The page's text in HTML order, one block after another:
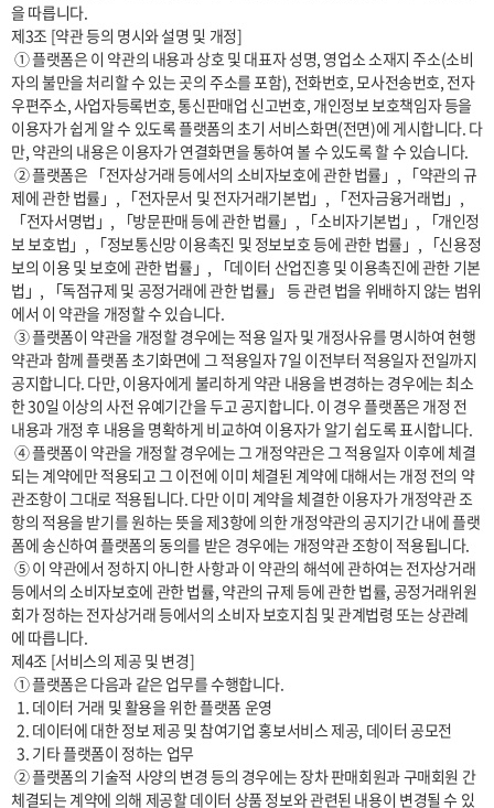
을 따릅니다.
제3조 [약관 등의 명시와 설명 및 개정]
자의 불만을 처리할 수 있는 곳의 주소를 포함), 전화번호, 모사전송번호, 전자
우편주소, 사업자등록번호, 통신판매업 신고번호, 개인정보 보호책임자 등을
이용자가 쉽게 알 수 있도록 플랫폼의 초기 서비스화면(전면)에 게시합니다. 다
만, 약관의 내용은 이용자가 연결화면을 통하여 볼 수 있도록 할 수 있습니다.
제에 관한 법률」, 「전자문서 및 전자거래기본법」, 「전자금융거래법」,
「전자서명법」, 「방문판매 등에 관한 법률」, 「소비자기본법」, 「개인정
보 보호법」, 「정보통신망 이용촉진 및 정보보호 등에 관한 법률」, 「신용정
보의 이용 및 보호에 관한 법률」, 「데이터 산업진흥 및 이용촉진에 관한 기본
법」, 「독점규제 및 공정거래에 관한 법률」 등 관련 법을 위배하지 않는 범위
에서 이 약관을 개정할 수 있습니다.
약관과 함께 플랫폼 초기화면에 그 적용일자 7일 이전부터 적용일자 전일까지
공지합니다. 다만, 이용자에게 불리하게 약관 내용을 변경하는 경우에는 최소
한 30일 이상의 사전 유예기간을 두고 공지합니다. 이 경우 플랫폼은 개정 전
내용과 개정 후 내용을 명확하게 비교하여 이용자가 알기 쉽도록 표시합니다.
되는 계약에만 적용되고 그 이전에 이미 체결된 계약에 대해서는 개정 전의 약
관조항이 그대로 적용됩니다. 다만 이미 계약을 체결한 이용자가 개정약관 조
항의 적용을 받기를 원하는 뜻을 제3항에 의한 개정약관의 공지기간 내에 플랫
폼에 송신하여 플랫폼의 동의를 받은 경우에는 개정약관 조항이 적용됩니다.
등에서의 소비자보호에 관한 법률, 약관의 규제 등에 관한 법률, 공정거래위원
회가 정하는 전자상거래 등에서의 소비자 보호지침 및 관계법령 또는 상관례
에 따릅니다.
제4조 [서비스의 제공 및 변경]
  2. 데이터에 대한 정보 제공 및 참여기업 홍보서비스 제공, 데이터 공모전
  3. 기타 플랫폼이 정하는 업무
체결되는 계약에 의해 제공할 데이터 상품 정보와 관련된 내용이 변경될 수 있